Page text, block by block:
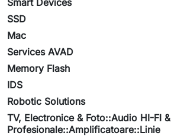
Smart Devices
SSD
Mac
Services AVAD
Memory Flash
IDS
Robotic Solutions
TV, Electronice & Foto::Audio HI-FI &
Profesionale::Amplificatoare::Linie